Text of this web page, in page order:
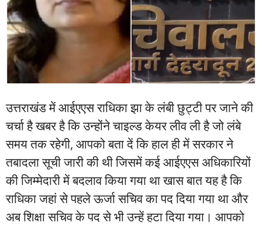
उत्तराखंड में आईएएस राधिका झा के लंबी छुट्टी पर जाने की
चर्चा है खबर है कि उन्होंने चाइल्ड केयर लीव ली है जो लंबे
समय तक रहेगी, आपको बता दें कि हाल ही में सरकार ने
तबादला सूची जारी की थी जिसमें कई आईएएस अधिकारियों
की जिम्मेदारी में बदलाव किया गया था खास बात यह है कि
राधिका जहां से पहले ऊर्जा सचिव का पद दिया गया था और
अब शिक्षा सचिव के पद से भी उन्हें हटा दिया गया। आपको